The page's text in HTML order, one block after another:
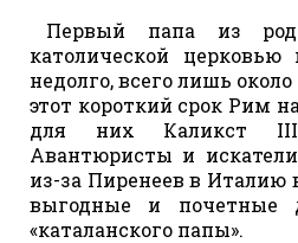
Первый папа из
католической
недолго, всего лишь
этот короткий срок Рим
для них Каликст
Авантюристы и
из-за Пиренеев в Италию
выгодные и почетные
«каталанского папы».